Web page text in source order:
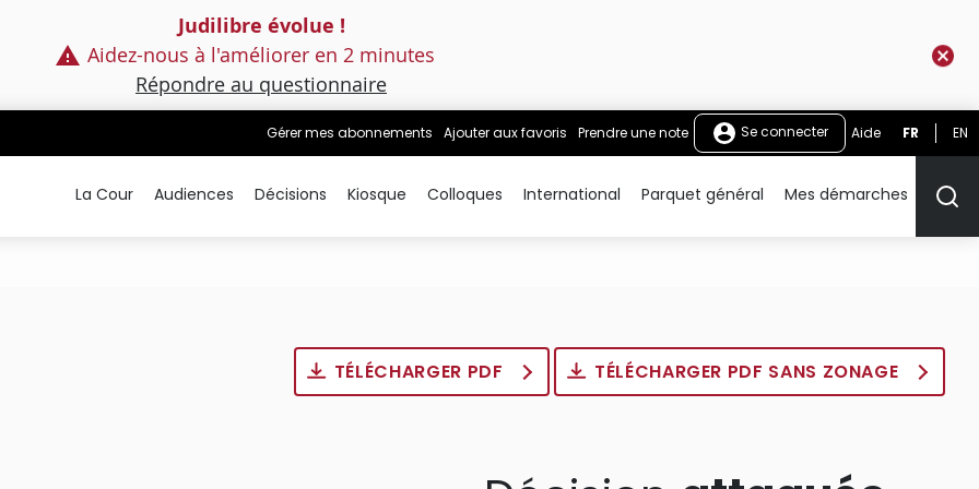
Judilibre évolue !
Aidez-nous à l'améliorer en 2 minutes
Répondre au questionnaire
Gérer mes abonnements Ajouter aux favoris Prendre une note Se connecter Aide FR EN
La Cour Audiences Décisions Kiosque Colloques International Parquet général Mes démarches
TÉLÉCHARGER PDF TÉLÉCHARGER PDF SANS ZONAGE